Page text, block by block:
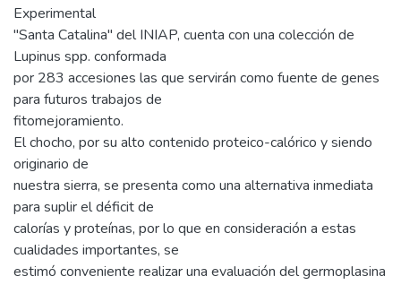
Experimental
"Santa Catalina" del INIAP, cuenta con una colección de
Lupinus spp. conformada
por 283 accesiones las que servirán como fuente de genes
para futuros trabajos de
fitomejoramiento.
El chocho, por su alto contenido proteico-calórico y siendo
originario de
nuestra sierra, se presenta como una alternativa inmediata
para suplir el déficit de
calorías y proteínas, por lo que en consideración a estas
cualidades importantes, se
estimó conveniente realizar una evaluación del germoplasina